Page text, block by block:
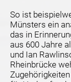
So ist
Münsters ein
das in
aus 600 Jahre
und Ian
Rheinbrücke